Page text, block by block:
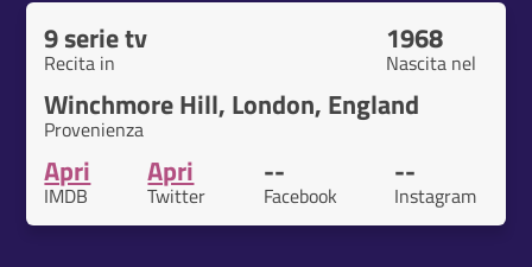
9 serie tv
Recita in
1968
Nascita nel
Winchmore Hill, London, England
Provenienza
Apri
IMDB
Apri
Twitter
--
Facebook
--
Instagram